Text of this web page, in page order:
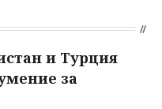
и Турция
за